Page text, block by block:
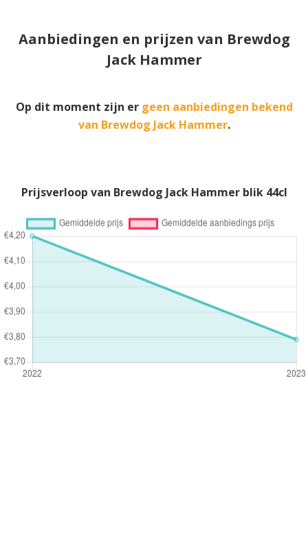
Aanbiedingen en prijzen van Brewdog
Jack Hammer
Op dit moment zijn er geen aanbiedingen bekend
van Brewdog Jack Hammer.
Prijsverloop van Brewdog Jack Hammer blik 44cl